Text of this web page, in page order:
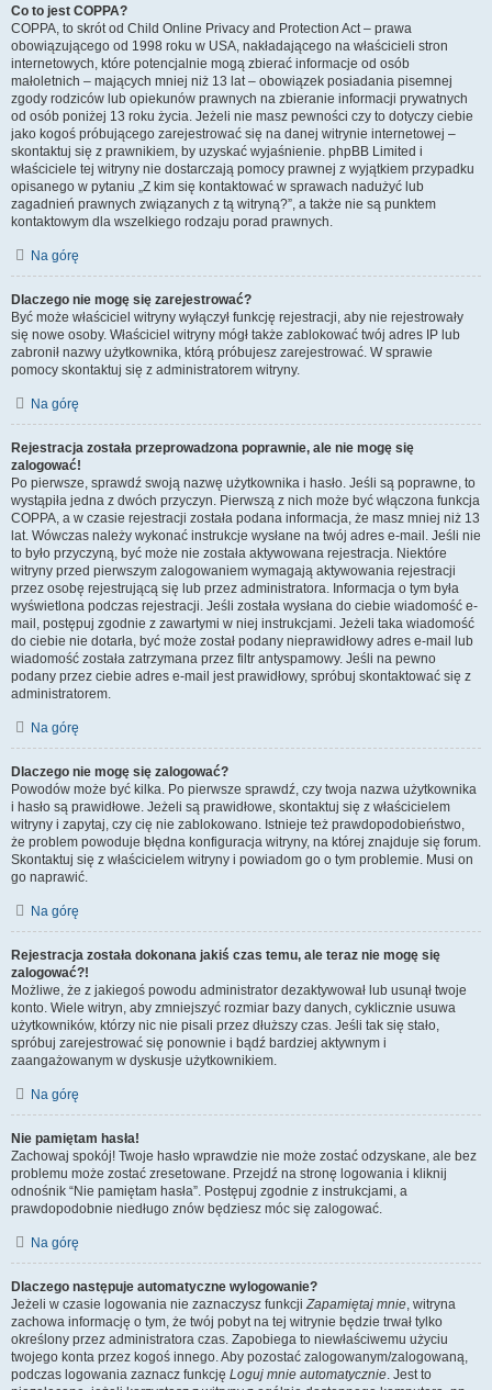
Co to jest COPPA?
COPPA, to skrót od Child Online Privacy and Protection Act – prawa
obowiązującego od 1998 roku w USA, nakładającego na właścicieli stron
internetowych, które potencjalnie mogą zbierać informacje od osób
małoletnich – mających mniej niż 13 lat – obowiązek posiadania pisemnej
zgody rodziców lub opiekunów prawnych na zbieranie informacji prywatnych
od osób poniżej 13 roku życia. Jeżeli nie masz pewności czy to dotyczy ciebie
jako kogoś próbującego zarejestrować się na danej witrynie internetowej –
skontaktuj się z prawnikiem, by uzyskać wyjaśnienie. phpBB Limited i
właściciele tej witryny nie dostarczają pomocy prawnej z wyjątkiem przypadku
opisanego w pytaniu „Z kim się kontaktować w sprawach nadużyć lub
zagadnień prawnych związanych z tą witryną?”, a także nie są punktem
kontaktowym dla wszelkiego rodzaju porad prawnych.
Na górę
Dlaczego nie mogę się zarejestrować?
Być może właściciel witryny wyłączył funkcję rejestracji, aby nie rejestrowały
się nowe osoby. Właściciel witryny mógł także zablokować twój adres IP lub
zabronił nazwy użytkownika, którą próbujesz zarejestrować. W sprawie
pomocy skontaktuj się z administratorem witryny.
Na górę
Rejestracja została przeprowadzona poprawnie, ale nie mogę się
zalogować!
Po pierwsze, sprawdź swoją nazwę użytkownika i hasło. Jeśli są poprawne, to
wystąpiła jedna z dwóch przyczyn. Pierwszą z nich może być włączona funkcja
COPPA, a w czasie rejestracji została podana informacja, że masz mniej niż 13
lat. Wówczas należy wykonać instrukcje wysłane na twój adres e-mail. Jeśli nie
to było przyczyną, być może nie została aktywowana rejestracja. Niektóre
witryny przed pierwszym zalogowaniem wymagają aktywowania rejestracji
przez osobę rejestrującą się lub przez administratora. Informacja o tym była
wyświetlona podczas rejestracji. Jeśli została wysłana do ciebie wiadomość e-
mail, postępuj zgodnie z zawartymi w niej instrukcjami. Jeżeli taka wiadomość
do ciebie nie dotarła, być może został podany nieprawidłowy adres e-mail lub
wiadomość została zatrzymana przez filtr antyspamowy. Jeśli na pewno
podany przez ciebie adres e-mail jest prawidłowy, spróbuj skontaktować się z
administratorem.
Na górę
Dlaczego nie mogę się zalogować?
Powodów może być kilka. Po pierwsze sprawdź, czy twoja nazwa użytkownika
i hasło są prawidłowe. Jeżeli są prawidłowe, skontaktuj się z właścicielem
witryny i zapytaj, czy cię nie zablokowano. Istnieje też prawdopodobieństwo,
że problem powoduje błędna konfiguracja witryny, na której znajduje się forum.
Skontaktuj się z właścicielem witryny i powiadom go o tym problemie. Musi on
go naprawić.
Na górę
Rejestracja została dokonana jakiś czas temu, ale teraz nie mogę się
zalogować?!
Możliwe, że z jakiegoś powodu administrator dezaktywował lub usunął twoje
konto. Wiele witryn, aby zmniejszyć rozmiar bazy danych, cyklicznie usuwa
użytkowników, którzy nic nie pisali przez dłuższy czas. Jeśli tak się stało,
spróbuj zarejestrować się ponownie i bądź bardziej aktywnym i
zaangażowanym w dyskusje użytkownikiem.
Na górę
Nie pamiętam hasła!
Zachowaj spokój! Twoje hasło wprawdzie nie może zostać odzyskane, ale bez
problemu może zostać zresetowane. Przejdź na stronę logowania i kliknij
odnośnik “Nie pamiętam hasła”. Postępuj zgodnie z instrukcjami, a
prawdopodobnie niedługo znów będziesz móc się zalogować.
Na górę
Dlaczego następuje automatyczne wylogowanie?
Jeżeli w czasie logowania nie zaznaczysz funkcjiZapamiętaj mnie, witryna
zachowa informację o tym, że twój pobyt na tej witrynie będzie trwał tylko
określony przez administratora czas. Zapobiega to niewłaściwemu użyciu
twojego konta przez kogoś innego. Aby pozostać zalogowanym/zalogowaną,
podczas logowania zaznacz funkcję Loguj mnie automatycznie. Jest to